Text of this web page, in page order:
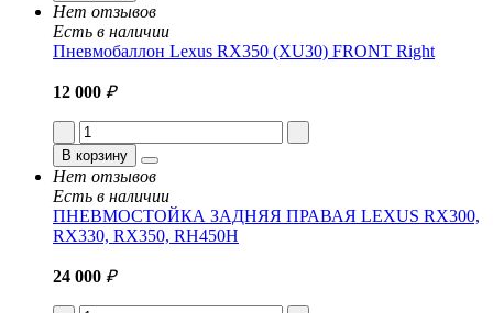
Нет отзывов
Есть в наличии
Пневмобаллон Lexus RX350 (XU30) FRONT Right
12 000 ₽
В корзину
Нет отзывов
Есть в наличии
ПНЕВМОСТОЙКА ЗАДНЯЯ ПРАВАЯ LEXUS RX300,
RX330, RX350, RH450H
24 000 ₽